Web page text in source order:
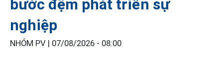
bước đệm phát triển sự
nghiệp
NHÓM PV | 07/08/2026 - 08:00